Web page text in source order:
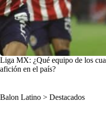
Liga MX: ¿Qué equipo de los
afición en el país?
Balon Latino > Destacados